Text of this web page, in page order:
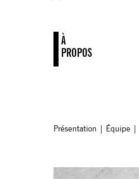
À
PROPOS
Présentation | Équipe|